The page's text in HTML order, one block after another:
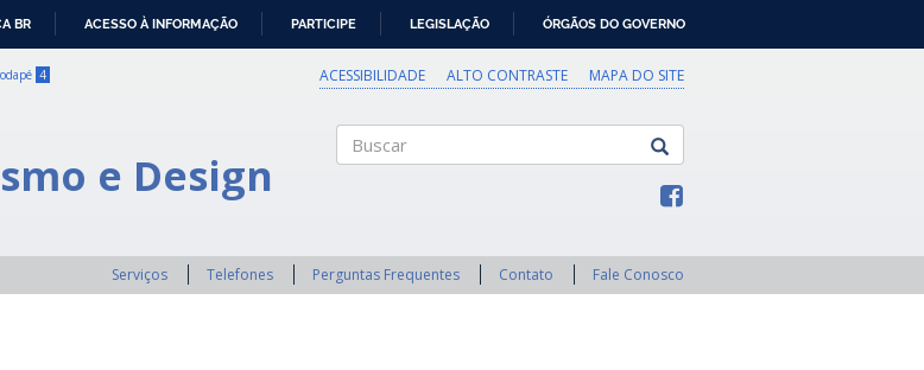
BR ACESSO À INFORMAÇÃO PARTICIPE LEGISLAÇÃO ÓRGÃOS DO GOVERNO
4 ACESSIBILIDADE ALTO CONTRASTE MAPA DO SITE
e Design
Serviços Telefones Perguntas Frequentes Contato Fale Conosco